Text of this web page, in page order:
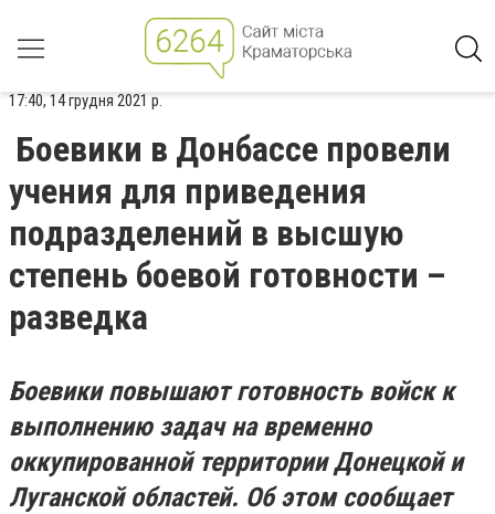
17:40, 14 грудня 2021 р.
Боевики в Донбассе провели
учения для приведения
подразделений в высшую
степень боевой готовности –
разведка
Боевики повышают готовность войск к
выполнению задач на временно
оккупированной территории Донецкой и
Луганской областей. Об этом сообщает